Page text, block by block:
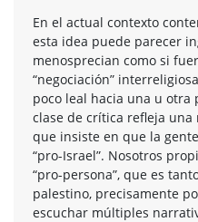
En el actual contexto
esta idea puede parecer
menosprecian como si
“negociación”
poco leal hacia una u otra
clase de crítica refleja
que insiste en que la
“pro-Israel”. Nosotros
“pro-persona”, que es
palestino, precisamente
escuchar múltiples